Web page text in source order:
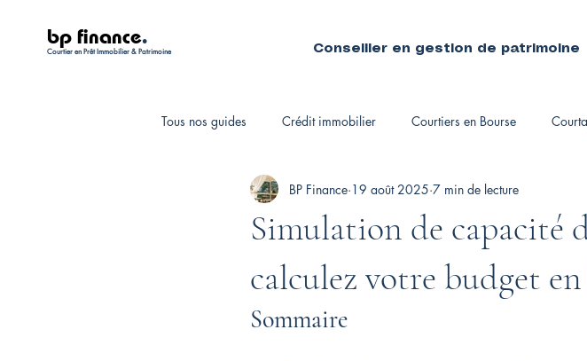
bp finance.
Courtier en Prêt Immobilier & Patrimoine Conseiller en gestion de patrimoine
Tous nos guides Crédit immobilier Courtiers en Bourse
Fiscalité personnelle Courtiers immobiliers
Simulation de capacité
calculez votre budget
BP Finance 19 août 2025 7 min de lecture
Sommaire